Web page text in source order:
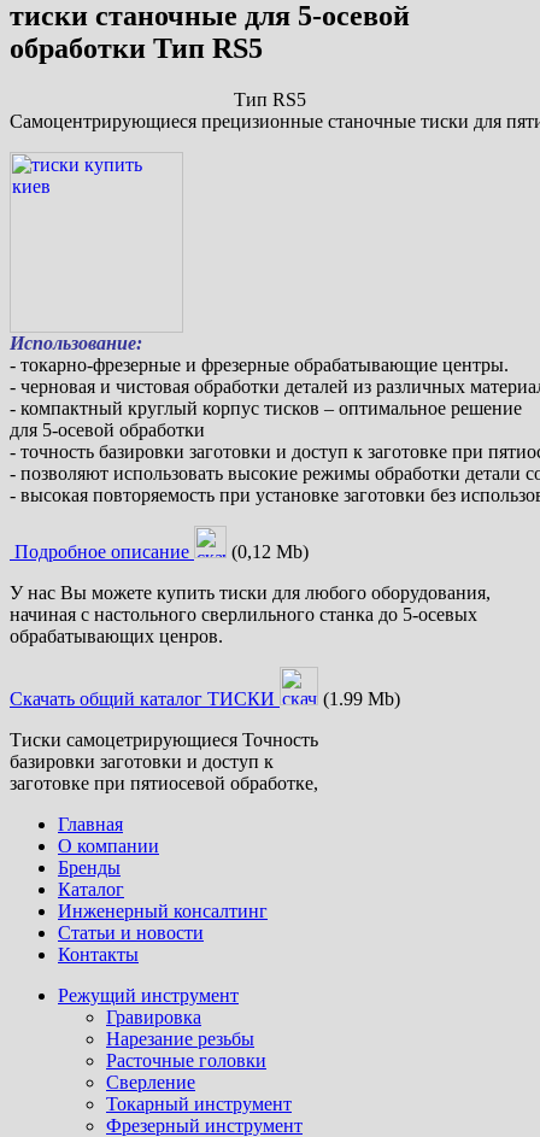
тиски станочные для 5-осевой
обработки Тип RS5
Тип RS5
Самоцентрирующиеся прецизионные станочные тиски для
Использование:
- токарно-фрезерные и фрезерные обрабатывающие центры.
- черновая и чистовая обработки деталей из различных
- компактный круглый корпус тисков – оптимальное решение
для 5-осевой обработки
- точность базировки заготовки и доступ к заготовке при
- позволяют использовать высокие режимы обработки детали
- высокая повторяемость при установке заготовки без
Подробное описание
(0,12 Mb)
У нас Вы можете купить тиски для любого оборудования,
начиная с настольного сверлильного станка до 5-осевых
обрабатывающих ценров.
Скачать общий каталог ТИСКИ
(1.99 Mb)
Тиски самоцетрирующиеся Точность
базировки заготовки и доступ к
заготовке при пятиосевой обработке,
Главная
О компании
Бренды
Каталог
Инженерный консалтинг
Статьи и новости
Контакты
Режущий инструмент
Гравировка
Нарезание резьбы
Расточные головки
Сверление
Токарный инструмент
Фрезерный инструмент